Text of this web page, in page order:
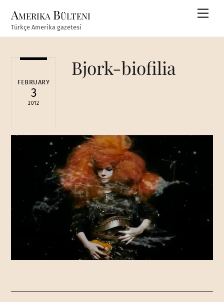
content
Amerika Bülteni
Türkçe Amerika gazetesi
FEBRUARY
3
2012
Bjork-biofilia